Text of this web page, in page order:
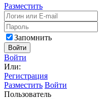
Разместить
Запомнить
Войти
Войти
Или:
Регистрация
Разместить Войти
Пользователь